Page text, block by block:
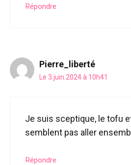
Répondre
Pierre_liberté
Le 3 juin 2024 à 10h41
Je suis sceptique, le tofu
semblent pas aller
Répondre